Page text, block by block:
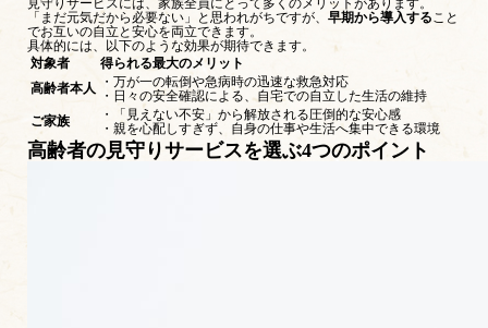
「まだ元気だから必要ない」と思われがちですが、 早期から導入する こと
でお互いの自立と安心を両立できます。
具体的には、以下のような効果が期待できます。
対象者
得られる最大のメリット
高齢者本人
・万が一の転倒や急病時の迅速な救急対応
・日々の安全確認による、自宅での自立した生活の維持
ご家族
・「見えない不安」から解放される圧倒的な安心感
・親を心配しすぎず、自身の仕事や生活へ集中できる環境
高齢者の見守りサービスを選ぶ4つのポイント